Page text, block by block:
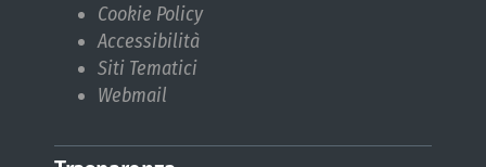
Cookie Policy
Accessibilità
Siti Tematici
Webmail